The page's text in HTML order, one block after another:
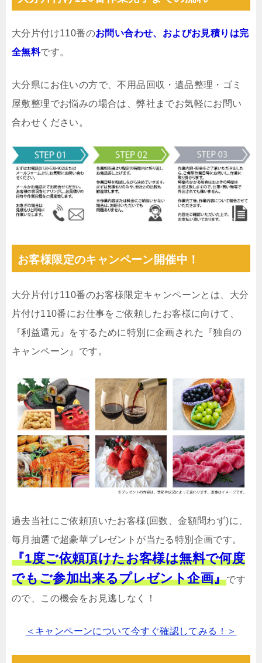
大分片付け110番のお問い合わせ、およびお見積りは完
全無料です。
大分県にお住いの方で、不用品回収・遺品整理・ゴミ
屋敷整理でお悩みの場合は、弊社までお気軽にお問い
合わせください。
お客様限定のキャンペーン開催中！
大分片付け110番のお客様限定キャンペーンとは、大分
片付け110番にお仕事をご依頼したお客様に向けて、
『利益還元』をするために特別に企画された『独自の
キャンペーン』です。
過去当社にご依頼頂いたお客様(回数、金額問わず)に、
毎月抽選で超豪華プレゼントが当たる特別企画です。
『1度ご依頼頂けたお客様は無料で何度
でもご参加出来るプレゼント企画』です
ので、この機会をお見逃しなく！
＜キャンペーンについて今すぐ確認してみる！＞